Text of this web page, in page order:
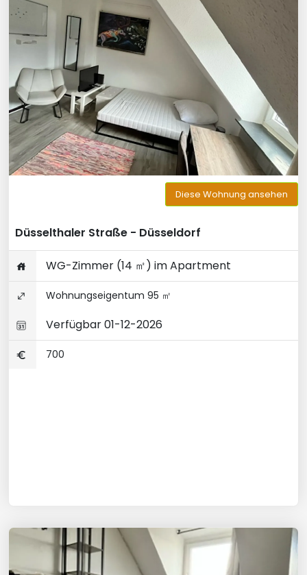
Diese Wohnung ansehen
Düsselthaler Straße - Düsseldorf
WG-Zimmer (14 ㎡) im Apartment
Wohnungseigentum 95 ㎡
Verfügbar 01-12-2026
700